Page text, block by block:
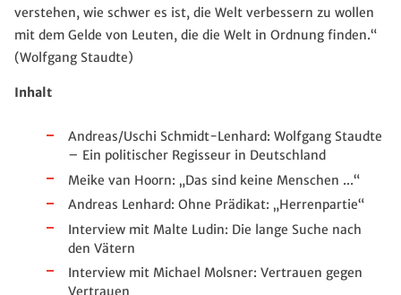
verstehen, wie schwer es ist, die Welt verbessern zu wollen
mit dem Gelde von Leuten, die die Welt in Ordnung finden.“
(Wolfgang Staudte)
Inhalt
Andreas/Uschi Schmidt-Lenhard: Wolfgang Staudte
– Ein politischer Regisseur in Deutschland
Meike van Hoorn: „Das sind keine Menschen ...“
Andreas Lenhard: Ohne Prädikat: „Herrenpartie“
Interview mit Malte Ludin: Die lange Suche nach
den Vätern
Interview mit Michael Molsner: Vertrauen gegen
Vertrauen